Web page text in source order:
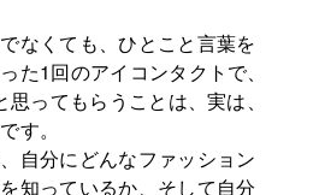
なくても、ひとこと言葉を
た1回のアイコンタクトで、
思ってもらうことは、実は、
す。
自分にどんなファッション
知っているか、そして自分